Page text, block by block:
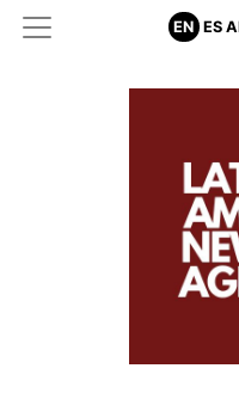
EN ES